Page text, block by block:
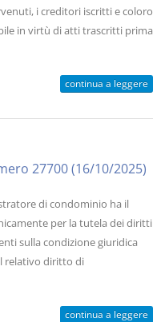
i creditori iscritti e coloro
in virtù di atti trascritti prima
continua a leggere
27700 (16/10/2025)
di condominio ha il
per la tutela dei diritti
sulla condizione giuridica
relativo diritto di
continua a leggere